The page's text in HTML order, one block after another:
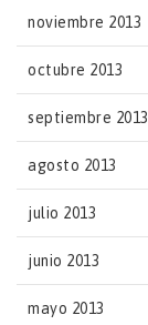
noviembre 2013
octubre 2013
septiembre 2013
agosto 2013
julio 2013
junio 2013
mayo 2013